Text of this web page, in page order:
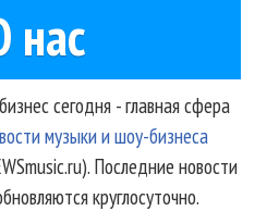
нас
сегодня - главная сфера
музыки и шоу-бизнеса
Последние новости
круглосуточно.